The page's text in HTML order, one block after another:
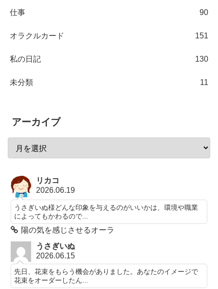
仕事 90
オラクルカード 151
私の日記 130
未分類 11
アーカイブ
リカコ
2026.06.19
うさぎいぬ様どんな印象を与えるのがいいかは、環境や職業
によってもかわるので...
陽の気を感じさせるオーラ
うさぎいぬ
2026.06.15
先日、花束をもらう機会がありました。あなたのイメージで
花束をオーダーしたん...